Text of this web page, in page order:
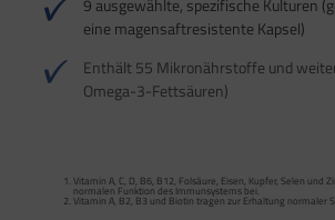
9 ausgewählte, spezifische Kulturen
eine magensaftresistente Kapsel)
Enthält 55 Mikronährstoffe und
Omega-3-Fettsäuren)
Vitamin A, C, D, B6, B12, Folsäure, Eisen, Kupfer, Selen und
normalen Funktion des Immunsystems bei.
Vitamin A, B2, B3 und Biotin tragen zur Erhaltung normaler
4
Vitamin A, Beta-Carotin, Vitamine B2, B3, Biotin und Zink
normalen Stoffwechsel von Makronährstoffen bei.
Vitamin B2 und Biotin tragen zur Erhaltung normaler
Darmschleimhaut) bei.
Vitamin D und Zink tragen zur normalen Funktion des